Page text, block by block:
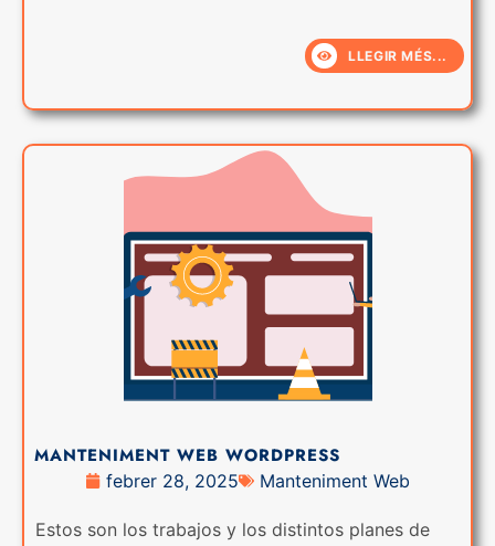
LLEGIR MÉS...
MANTENIMENT WEB WORDPRESS
febrer 28, 2025 Manteniment Web
Estos son los trabajos y los distintos planes de